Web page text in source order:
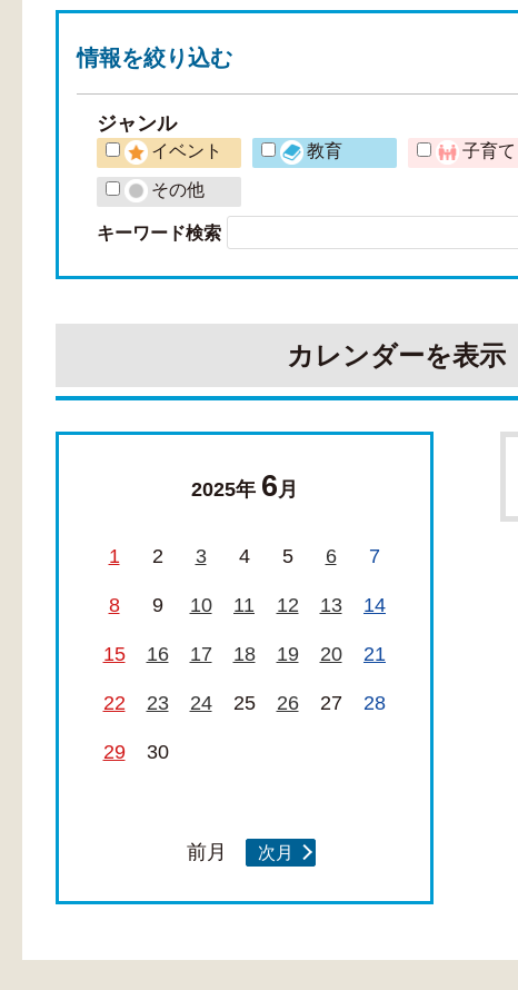
情報を絞り込む
ジャンル
イベント 教育 子育て
その他
キーワード検索
カレンダーを表示
2025年 6月
1 2 3 4 5 6 7
8 9 10 11 12 13 14
15 16 17 18 19 20 21
22 23 24 25 26 27 28
29 30
前月 次月